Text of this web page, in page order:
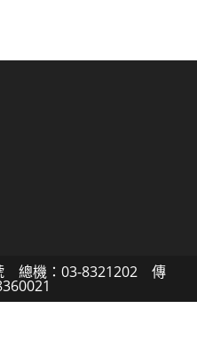
總機：03-8321202 傳